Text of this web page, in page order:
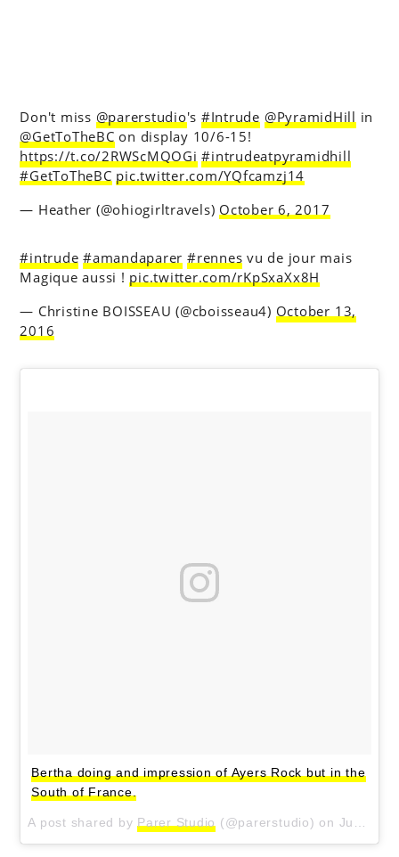
Don't miss @parerstudio's #Intrude @PyramidHill in
@GetToTheBC on display 10/6-15!
https://t.co/2RWScMQOGi #intrudeatpyramidhill
#GetToTheBC pic.twitter.com/YQfcamzj14
— Heather (@ohiogirltravels) October 6, 2017
#intrude #amandaparer #rennes vu de jour mais
Magique aussi ! pic.twitter.com/rKpSxaXx8H
— Christine BOISSEAU (@cboisseau4) October 13,
2016
Bertha doing and impression of Ayers Rock but in the
South of France.
A post shared by Parer Studio (@parerstudio) on Jun 15, 2017 at 10:30pm PDT